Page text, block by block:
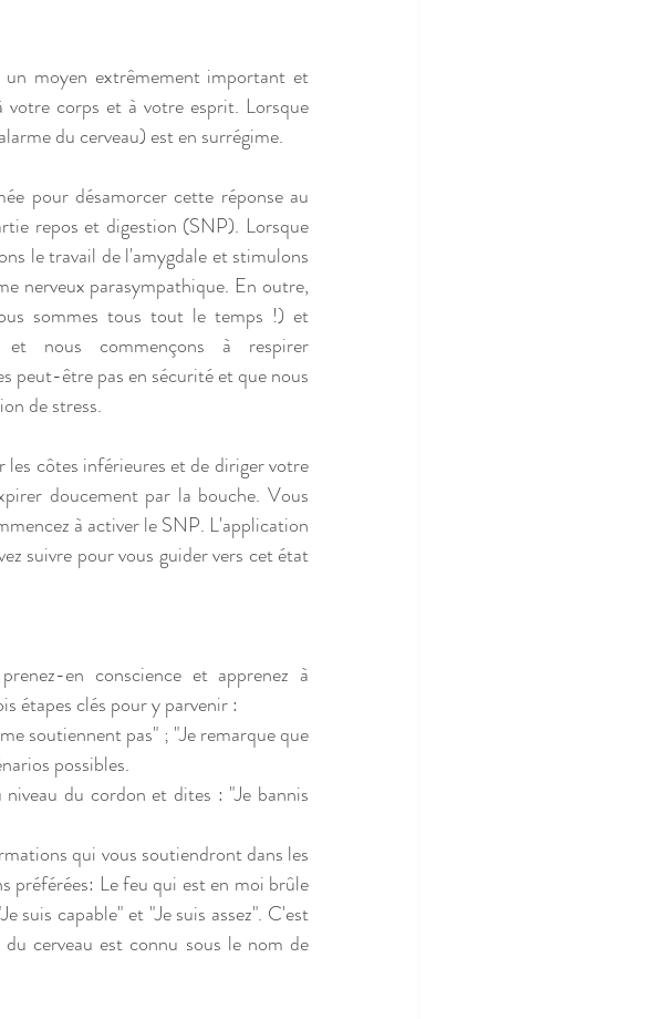
corps et à votre esprit. Lorsque
du cerveau) est en surrégime.
pour désamorcer cette réponse au
repos et digestion (SNP). Lorsque
le travail de l'amygdale et stimulons
nerveux parasympathique. En outre,
sommes tous tout le temps !) et
nous commençons à respirer
peut-être pas en sécurité et que nous
de stress.
les côtes inférieures et de diriger votre
doucement par la bouche. Vous
à activer le SNP. L'application
suivre pour vous guider vers cet état
en conscience et apprenez à
étapes clés pour y parvenir :
soutiennent pas" ; "Je remarque que
possibles.
niveau du cordon et dites : "Je bannis
qui vous soutiendront dans les
préférées: Le feu qui est en moi brûle
suis capable" et "Je suis assez". C'est
cerveau est connu sous le nom de